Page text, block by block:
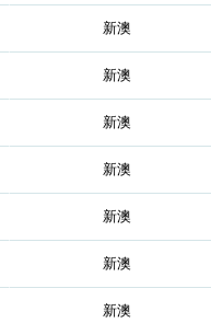
新澳
新澳
新澳
新澳
新澳
新澳
新澳